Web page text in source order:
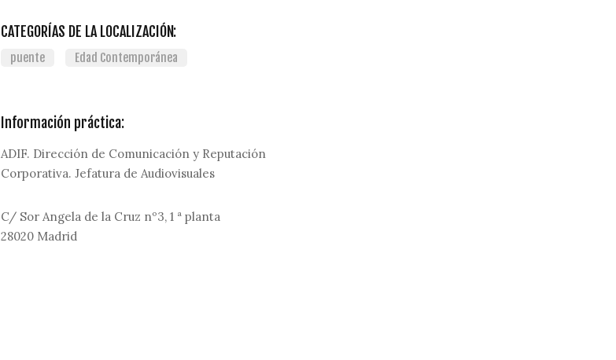
CATEGORÍAS DE LA LOCALIZACIÓN:
puente Edad Contemporánea
Información práctica:
ADIF. Dirección de Comunicación y Reputación
Corporativa. Jefatura de Audiovisuales
C/ Sor Angela de la Cruz nº3, 1 ª planta
28020 Madrid